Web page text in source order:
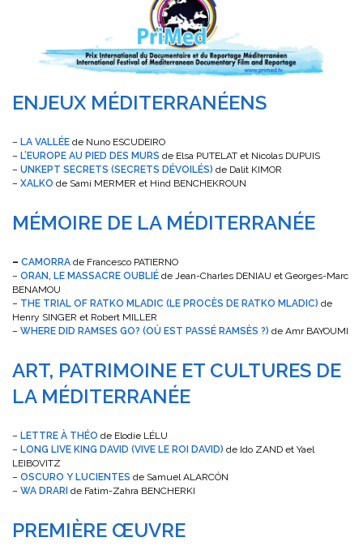
ENJEUX MÉDITERRANÉENS
– LA VALLÉE de Nuno ESCUDEIRO
– L’EUROPE AU PIED DES MURS de Elsa PUTELAT et Nicolas DUPUIS
– UNKEPT SECRETS (SECRETS DÉVOILÉS) de Dalit KIMOR
– XALKO de Sami MERMER et Hind BENCHEKROUN
MÉMOIRE DE LA MÉDITERRANÉE
– CAMORRA de Francesco PATIERNO
– ORAN, LE MASSACRE OUBLIÉ de Jean-Charles DENIAU et Georges-Marc
BENAMOU
– THE TRIAL OF RATKO MLADIC (LE PROCÈS DE RATKO MLADIC) de
Henry SINGER et Robert MILLER
– WHERE DID RAMSES GO? (OÙ EST PASSÉ RAMSÈS ?) de Amr BAYOUMI
ART, PATRIMOINE ET CULTURES DE
LA MÉDITERRANÉE
– LETTRE À THÉO de Elodie LÉLU
– LONG LIVE KING DAVID (VIVE LE ROI DAVID) de Ido ZAND et Yael
LEIBOVITZ
– OSCURO Y LUCIENTES de Samuel ALARCÓN
– WA DRARI de Fatim-Zahra BENCHERKI
PREMIÈRE ŒUVRE